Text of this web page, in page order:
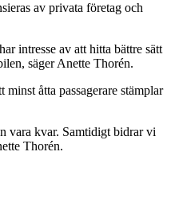
av privata företag och
intresse av att hitta bättre sätt
säger Anette Thorén.
åtta passagerare stämplar
vara kvar. Samtidigt bidrar vi
Thorén.